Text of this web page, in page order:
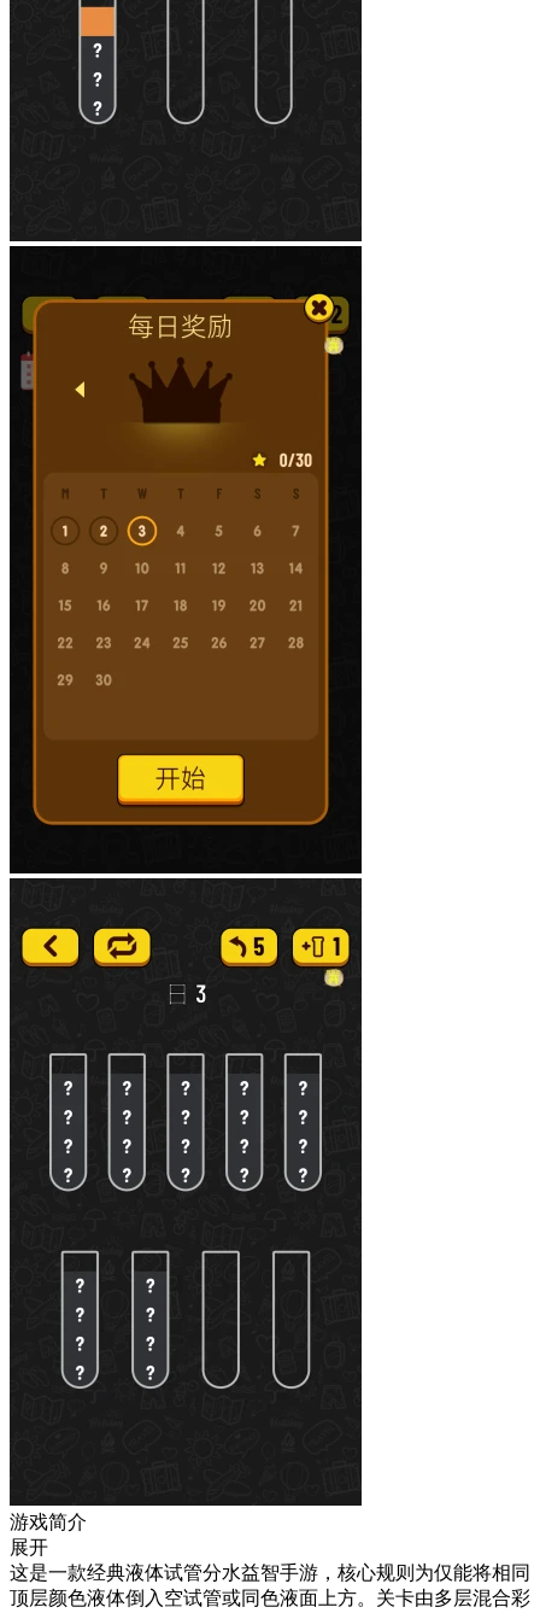
游戏简介
展开
这是一款经典液体试管分水益智手游，核心规则为仅能将相同
顶层颜色液体倒入空试管或同色液面上方。关卡由多层混合彩